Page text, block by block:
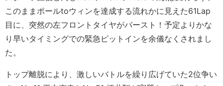
このままポールtoウィンを達成する流れかに見えた61Lap
目に、突然の左フロントタイヤがバースト！予定よりかな
り早いタイミングでの緊急ピットインを余儀なくされまし
た。
トップ離脱により、激しいバトルを繰り広げていた2位争い